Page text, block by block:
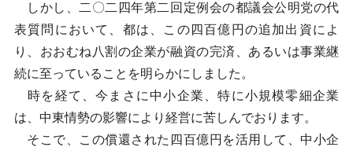
しかし、二〇二四年第二回定例会の都議会公明党の代
表質問において、都は、この四百億円の追加出資によ
り、おおむね八割の企業が融資の完済、あるいは事業継
続に至っていることを明らかにしました。
時を経て、今まさに中小企業、特に小規模零細企業
は、中東情勢の影響により経営に苦しんでおります。
そこで、この償還された四百億円を活用して、中小企